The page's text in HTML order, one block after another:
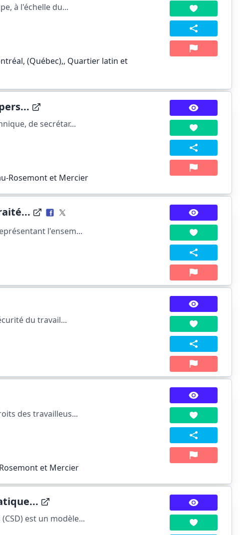
à l'échelle du...
(Québec),, Quartier latin et
de secrétar...
Rosemont et Mercier
l'ensem...
du travail...
des travailleus...
et Mercier
est un modèle...